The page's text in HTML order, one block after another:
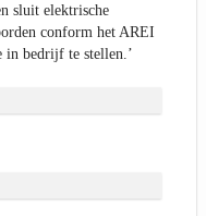
sluit elektrische
conform het AREI
in bedrijf te stellen.’